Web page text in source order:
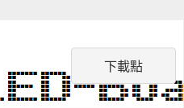
下載點